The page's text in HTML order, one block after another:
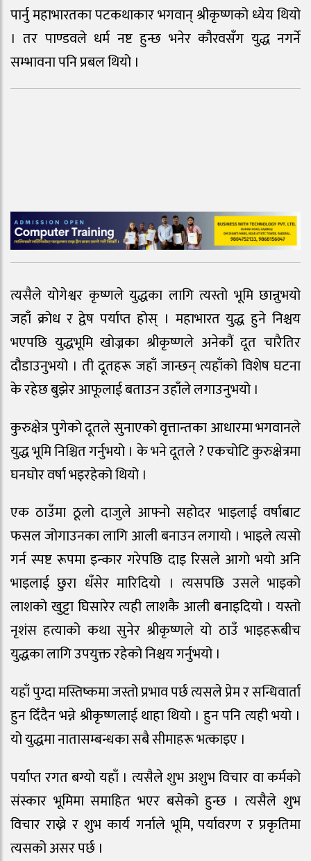
पार्नु महाभारतका पटकथाकार भगवान् श्रीकृष्णको ध्येय थियो
। तर पाण्डवले धर्म नष्ट हुन्छ भनेर कौरवसँग युद्ध नगर्ने
सम्भावना पनि प्रबल थियो ।
त्यसैले योगेश्वर कृष्णले युद्धका लागि त्यस्तो भूमि छान्नुभयो
जहाँ क्रोध र द्वेष पर्याप्त होस् । महाभारत युद्ध हुने निश्चय
भएपछि युद्धभूमि खोज्नका श्रीकृष्णले अनेकौं दूत चारैतिर
दौडाउनुभयो । ती दूतहरू जहाँ जान्छन् त्यहाँको विशेष घटना
के रहेछ बुझेर आफूलाई बताउन उहाँले लगाउनुभयो ।
कुरुक्षेत्र पुगेको दूतले सुनाएको वृत्तान्तका आधारमा भगवानले
युद्ध भूमि निश्चित गर्नुभयो । के भने दूतले ? एकचोटि कुरुक्षेत्रमा
घनघोर वर्षा भइरहेको थियो ।
एक ठाउँमा ठूलो दाजुले आफ्नो सहोदर भाइलाई वर्षाबाट
फसल जोगाउनका लागि आली बनाउन लगायो । भाइले त्यसो
गर्न स्पष्ट रूपमा इन्कार गरेपछि दाइ रिसले आगो भयो अनि
भाइलाई छुरा धँसेर मारिदियो । त्यसपछि उसले भाइको
लाशको खुट्टा घिसारेर त्यही लाशकै आली बनाइदियो । यस्तो
नृशंस हत्याको कथा सुनेर श्रीकृष्णले यो ठाउँ भाइहरूबीच
युद्धका लागि उपयुक्त रहेको निश्चय गर्नुभयो ।
यहाँ पुग्दा मस्तिष्कमा जस्तो प्रभाव पर्छ त्यसले प्रेम र सन्धिवार्ता
हुन दिँदैन भन्ने श्रीकृष्णलाई थाहा थियो । हुन पनि त्यही भयो ।
यो युद्धमा नातासम्बन्धका सबै सीमाहरू भत्काइए ।
पर्याप्त रगत बग्यो यहाँ । त्यसैले शुभ अशुभ विचार वा कर्मको
संस्कार भूमिमा समाहित भएर बसेको हुन्छ । त्यसैले शुभ
विचार राख्ने र शुभ कार्य गर्नाले भूमि, पर्यावरण र प्रकृतिमा
त्यसको असर पर्छ ।